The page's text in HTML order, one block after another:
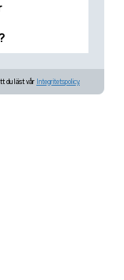
du läst vår Integritetspolicy.